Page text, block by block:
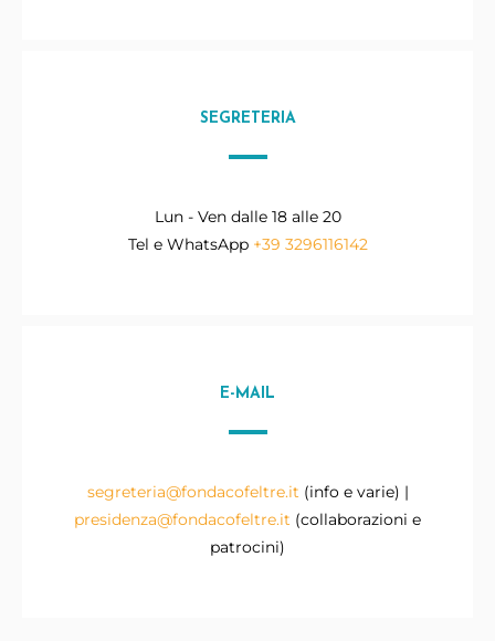
SEGRETERIA
Lun - Ven dalle 18 alle 20
Tel e WhatsApp +39 3296116142
E-MAIL
segreteria@fondacofeltre.it (info e varie) |
presidenza@fondacofeltre.it (collaborazioni e
patrocini)